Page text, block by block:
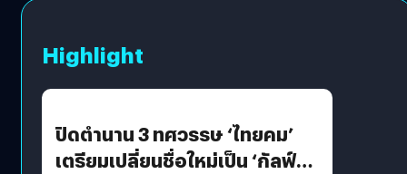
Highlight
ปิดตำนาน 3 ทศวรรษ ‘ไทยคม’
เตรียมเปลี่ยนชื่อใหม่เป็น ‘กัลฟ์